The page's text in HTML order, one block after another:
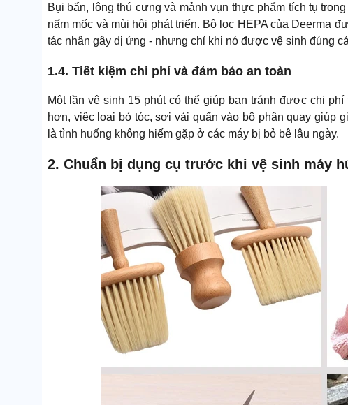
Bụi bẩn, lông thú cưng và mảnh vụn thực phẩm tích tụ
nấm mốc và mùi hôi phát triển. Bộ lọc HEPA của Deerma
tác nhân gây dị ứng - nhưng chỉ khi nó được vệ sinh đúng
1.4. Tiết kiệm chi phí và đảm bảo an toàn
Một lần vệ sinh 15 phút có thể giúp bạn tránh được chi
hơn, việc loại bỏ tóc, sợi vải quấn vào bộ phận quay giúp
là tình huống không hiếm gặp ở các máy bị bỏ bê lâu ngày.
2. Chuẩn bị dụng cụ trước khi vệ sinh máy